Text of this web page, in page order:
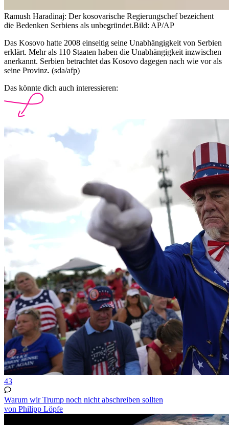
Ramush Haradinaj: Der kosovarische Regierungschef bezeichent
die Bedenken Serbiens als unbegründet.Bild: AP/AP
Das Kosovo hatte 2008 einseitig seine Unabhängigkeit von Serbien
erklärt. Mehr als 110 Staaten haben die Unabhängigkeit inzwischen
anerkannt. Serbien betrachtet das Kosovo dagegen nach wie vor als
seine Provinz. (sda/afp)
Das könnte dich auch interessieren:
43
Warum wir Trump noch nicht abschreiben sollten
von Philipp Löpfe